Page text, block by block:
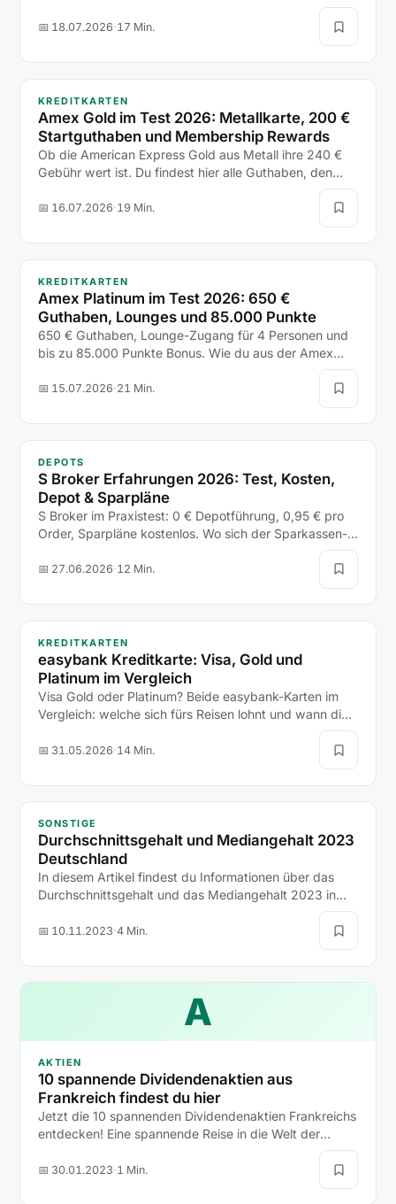
Punkte und zwei Abkürzungen zum Gold-Status ohne
eine einzige Hotelnacht.
📅 18.07.2026·17 Min.
KREDITKARTEN
Amex Gold im Test 2026: Metallkarte, 200 €
Startguthaben und Membership Rewards
Ob die American Express Gold aus Metall ihre 240 €
Gebühr wert ist. Du findest hier alle Guthaben, den
200-€-Bonus, die Versicherungen und den Vergleich
mit Platinum und Payback Amex.
📅 16.07.2026·19 Min.
KREDITKARTEN
Amex Platinum im Test 2026: 650 €
Guthaben, Lounges und 85.000 Punkte
650 € Guthaben, Lounge-Zugang für 4 Personen und
bis zu 85.000 Punkte Bonus. Wie du aus der Amex
Platinum mehr rausholst, als sie kostet, liest du hier.
📅 15.07.2026·21 Min.
DEPOTS
S Broker Erfahrungen 2026: Test, Kosten,
Depot & Sparpläne
S Broker im Praxistest: 0 € Depotführung, 0,95 € pro
Order, Sparpläne kostenlos. Wo sich der Sparkassen-
Broker lohnt, wo die freie Handelsplatzwahl teuer wird
und für wen er passt.
📅 27.06.2026·12 Min.
KREDITKARTEN
easybank Kreditkarte: Visa, Gold und
Platinum im Vergleich
Visa Gold oder Platinum? Beide easybank-Karten im
Vergleich: welche sich fürs Reisen lohnt und wann die
📅 31.05.2026·14 Min.
SONSTIGE
Durchschnittsgehalt und Mediangehalt 2023
Deutschland
In diesem Artikel findest du Informationen über das
Durchschnittsgehalt und das Mediangehalt 2023 in
📅 10.11.2023·4 Min.
A
AKTIEN
10 spannende Dividendenaktien aus
Frankreich findest du hier
Jetzt die 10 spannenden Dividendenaktien Frankreichs
entdecken! Eine spannende Reise in die Welt der
📅 30.01.2023·1 Min.